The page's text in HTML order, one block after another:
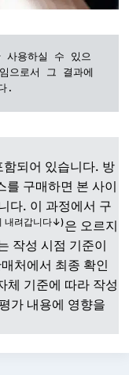
사용하실 수 있으
으로서 그 결과에
.
되어 있습니다. 방
를 구매하면 본 사이
다. 이 과정에서 구
내려갑니다↓)은 오르지
작성 시점 기준이
처에서 최종 확인
체 기준에 따라 작성
가 내용에 영향을